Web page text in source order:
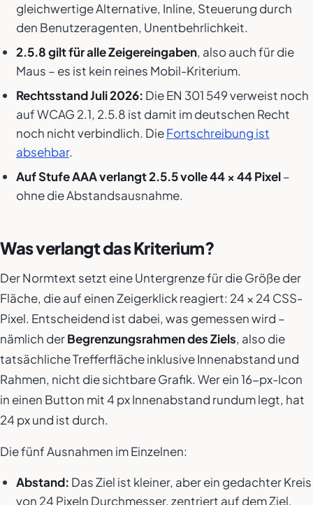
gleichwertige Alternative, Inline, Steuerung durch
den Benutzeragenten, Unentbehrlichkeit.
2.5.8 gilt für alle Zeigereingaben, also auch für die
Maus – es ist kein reines Mobil-Kriterium.
Rechtsstand Juli 2026: Die EN 301 549 verweist noch
auf WCAG 2.1, 2.5.8 ist damit im deutschen Recht
noch nicht verbindlich. DieFortschreibung ist
absehbar.
Auf Stufe AAA verlangt 2.5.5 volle 44 × 44 Pixel–
ohne die Abstandsausnahme.
Was verlangt das Kriterium?
Der Normtext setzt eine Untergrenze für die Größe der
Fläche, die auf einen Zeigerklick reagiert: 24 × 24 CSS-
Pixel. Entscheidend ist dabei, was gemessen wird –
nämlich derBegrenzungsrahmen des Ziels, also die
tatsächliche Trefferfläche inklusive Innenabstand und
Rahmen, nicht die sichtbare Grafik. Wer ein 16-px-Icon
in einen Button mit 4 px Innenabstand rundum legt, hat
24 px und ist durch.
Die fünf Ausnahmen im Einzelnen:
Abstand: Das Ziel ist kleiner, aber ein gedachter Kreis
von 24 Pixeln Durchmesser, zentriert auf dem Ziel,